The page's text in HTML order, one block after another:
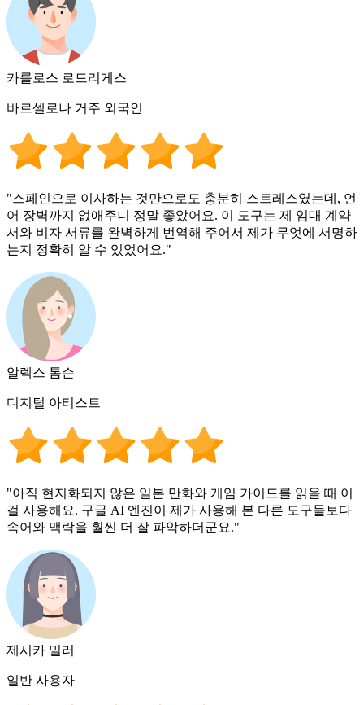
카를로스 로드리게스
바르셀로나 거주 외국인
"스페인으로 이사하는 것만으로도 충분히 스트레스였는데, 언
어 장벽까지 없애주니 정말 좋았어요. 이 도구는 제 임대 계약
서와 비자 서류를 완벽하게 번역해 주어서 제가 무엇에 서명하
는지 정확히 알 수 있었어요."
알렉스 톰슨
디지털 아티스트
"아직 현지화되지 않은 일본 만화와 게임 가이드를 읽을 때 이
걸 사용해요. 구글 AI 엔진이 제가 사용해 본 다른 도구들보다
속어와 맥락을 훨씬 더 잘 파악하더군요."
제시카 밀러
일반 사용자